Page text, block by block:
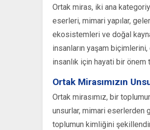
Ortak miras, iki ana
eserleri, mimari yapılar,
ekosistemleri ve doğal
insanların yaşam
insanlık için hayati bir önem
Ortak Mirasımızın
Ortak mirasımız, bir
unsurlar, mimari eserlerden
toplumun kimliğini